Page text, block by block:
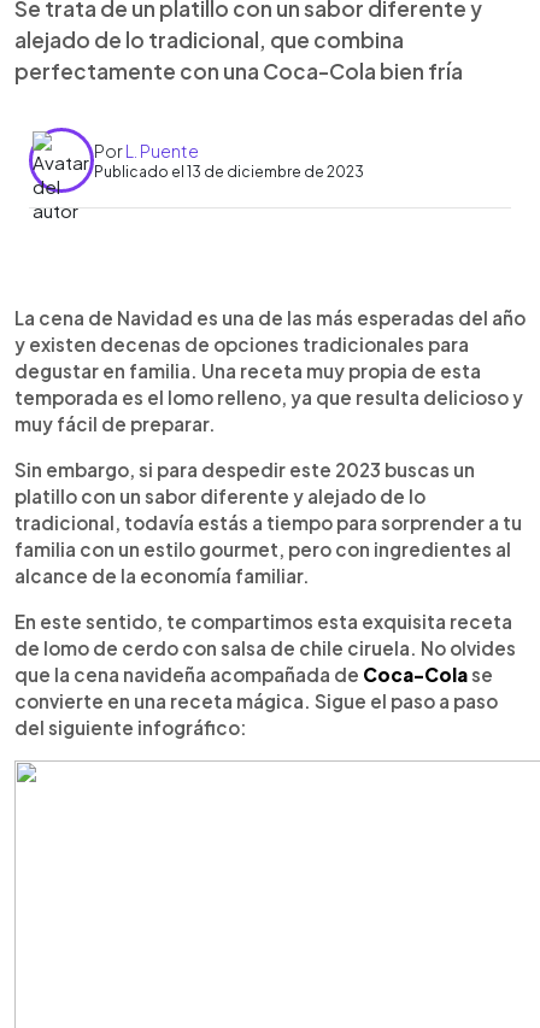
Se trata de un platillo con un sabor diferente y
alejado de lo tradicional, que combina
perfectamente con una Coca-Cola bien fría
PorL. Puente
Publicado el 13 de diciembre de 2023
Escuchar artículo
La cena de Navidad es una de las más esperadas del año
y existen decenas de opciones tradicionales para
degustar en familia. Una receta muy propia de esta
temporada es el lomo relleno, ya que resulta delicioso y
muy fácil de preparar.
Sin embargo, si para despedir este 2023 buscas un
platillo con un sabor diferente y alejado de lo
tradicional, todavía estás a tiempo para sorprender a tu
familia con un estilo gourmet, pero con ingredientes al
alcance de la economía familiar.
En este sentido, te compartimos esta exquisita receta
de lomo de cerdo con salsa de chile ciruela. No olvides
que la cena navideña acompañada de Coca-Colase
convierte en una receta mágica. Sigue el paso a paso
del siguiente infográfico: